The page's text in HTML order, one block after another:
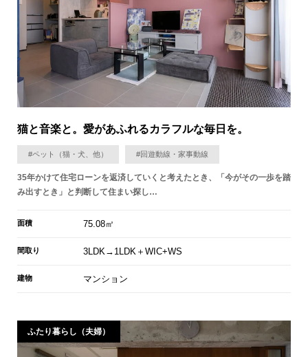
猫と音楽と。愛があふれるカラフルな毎日を。
#ペット（猫・犬、他） #回遊動線・家事動線
35年かけて住宅ローンを返済していくと考えたとき、「今がその一歩を踏
み出すとき」と判断して住まい探し…
面積 75.08㎡
間取り 3LDK→1LDK＋WIC+WS
建物 マンション
ふたり暮らし（夫婦）